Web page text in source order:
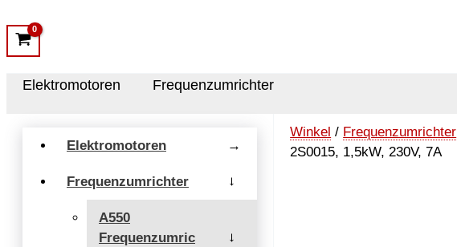
Elektromotoren Frequenzumrichter
Elektromotoren →
Frequenzumrichter →
A550
Frequenzumric
→
Winkel / Frequenzumrichter
2S0015, 1,5kW, 230V, 7A